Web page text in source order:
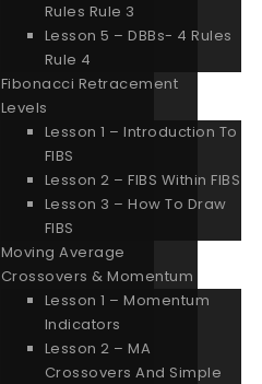
Rules Rule 3
Lesson 5 – DBBs- 4 Rules
Rule 4
Fibonacci Retracement
Levels
Lesson 1 – Introduction To
FIBS
Lesson 2 – FIBS Within FIBS
Lesson 3 – How To Draw
FIBS
Moving Average
Crossovers & Momentum
Lesson 1 – Momentum
Indicators
Lesson 2 – MA
Crossovers And Simple